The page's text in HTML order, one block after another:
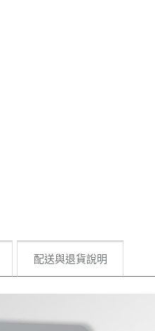
配送與退貨說明